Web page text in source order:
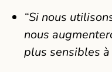
“Si nous
nous
plus sensibles à